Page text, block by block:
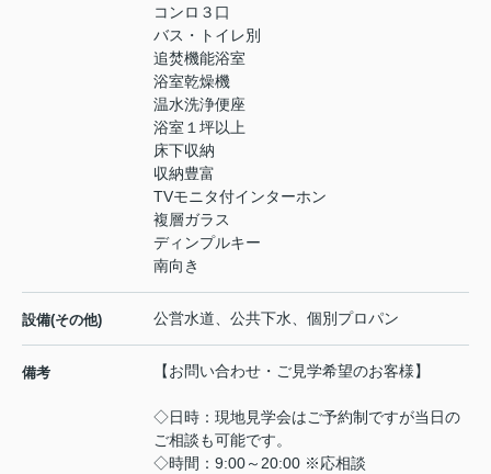
コンロ３口
バス・トイレ別
追焚機能浴室
浴室乾燥機
温水洗浄便座
浴室１坪以上
床下収納
収納豊富
TVモニタ付インターホン
複層ガラス
ディンプルキー
南向き
設備(その他) 公営水道、公共下水、個別プロパン
備考 【お問い合わせ・ご見学希望のお客様】
◇日時：現地見学会はご予約制ですが当日の
ご相談も可能です。
◇時間：9:00～20:00 ※応相談